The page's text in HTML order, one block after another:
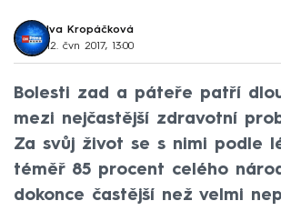
Iva Kropáčková
12. čvn 2017, 13:00
Bolesti zad a páteře patří
mezi nejčastější zdravotní
Za svůj život se s nimi podle
téměř 85 procent celého
dokonce častější než velmi